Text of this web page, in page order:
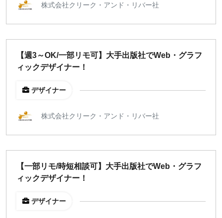
株式会社クリーク・アンド・リバー社
【週3～OK/一部リモ可】大手出版社でWeb・グラフ
ィックデザイナー！
デザイナー
株式会社クリーク・アンド・リバー社
【一部リモ/時短相談可】大手出版社でWeb・グラフ
ィックデザイナー！
デザイナー